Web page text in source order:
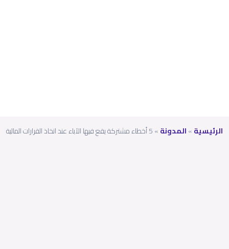
الرئيسية»المدونة»5 أخطاء مشتركة يقع فيها الآباء عند اتخاذ القرارات المالية